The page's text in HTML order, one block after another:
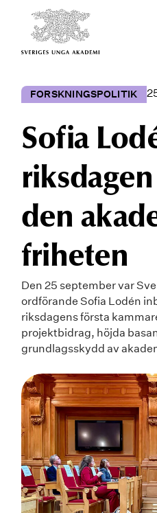
FORSKNINGSPOLITIK
Sofia
den
friheten
Den 25 september var
ordförande Sofia Lodén
riksdagens första
projektbidrag, höjda
grundlagsskydd av